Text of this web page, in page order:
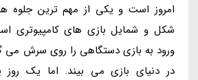
امروز است و یکی از مهم ترین جلوه
شکل و شمایل بازی های کامپیوتری
ورود به بازی دستگاهی را روی سرش می
در دنیای بازی می بیند. اما یک